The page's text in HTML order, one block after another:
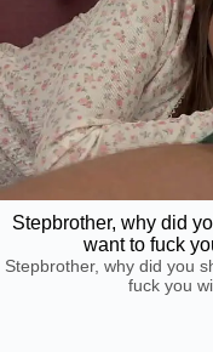
Stepbrother, why did
want to fuck
Stepbrother, why did you
fuck you